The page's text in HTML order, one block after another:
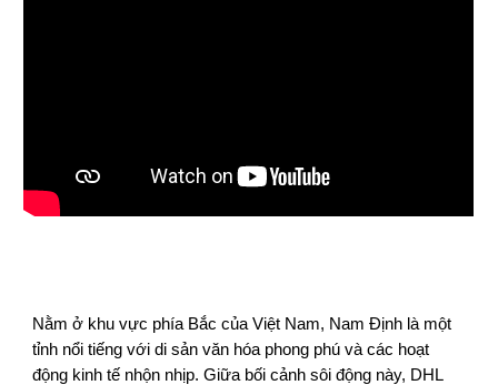
Nằm ở khu vực phía Bắc của Việt Nam, Nam Định là một
tỉnh nổi tiếng với di sản văn hóa phong phú và các hoạt
động kinh tế nhộn nhịp. Giữa bối cảnh sôi động này, DHL